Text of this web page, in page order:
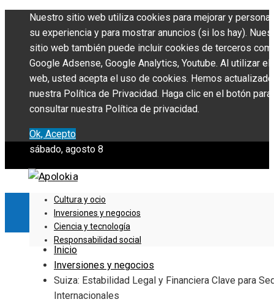
Nuestro sitio web utiliza cookies para mejorar y
su experiencia y para mostrar anuncios (si los hay).
sitio web también puede incluir cookies de terceros
Google Adsense, Google Analytics, Youtube. Al utilizar
web, usted acepta el uso de cookies. Hemos actualizado
nuestra Política de Privacidad. Haga clic en el botón para
consultar nuestra Política de privacidad.
Ok, Acepto
sábado, agosto 8
Cultura y ocio
Inversiones y negocios
Ciencia y tecnología
Responsabilidad social
Inicio
Inversiones y negocios
Suiza: Estabilidad Legal y Financiera Clave para
Internacionales